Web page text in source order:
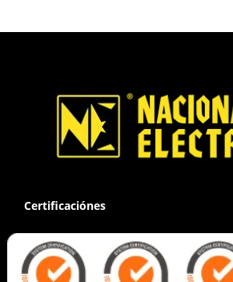
Certificaciónes